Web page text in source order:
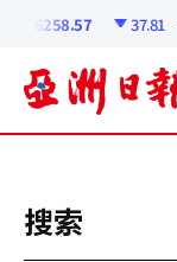
6258.57 37.81
搜索